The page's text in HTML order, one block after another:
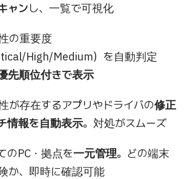
ャンし、一覧で可視化
の重要度
High/Medium）を自動判定
先順位付きで表示
が存在するアプリやドライバの修正
情報を自動表示。対処がスムーズ
のPC・拠点を一元管理。どの端末
か、即時に確認可能